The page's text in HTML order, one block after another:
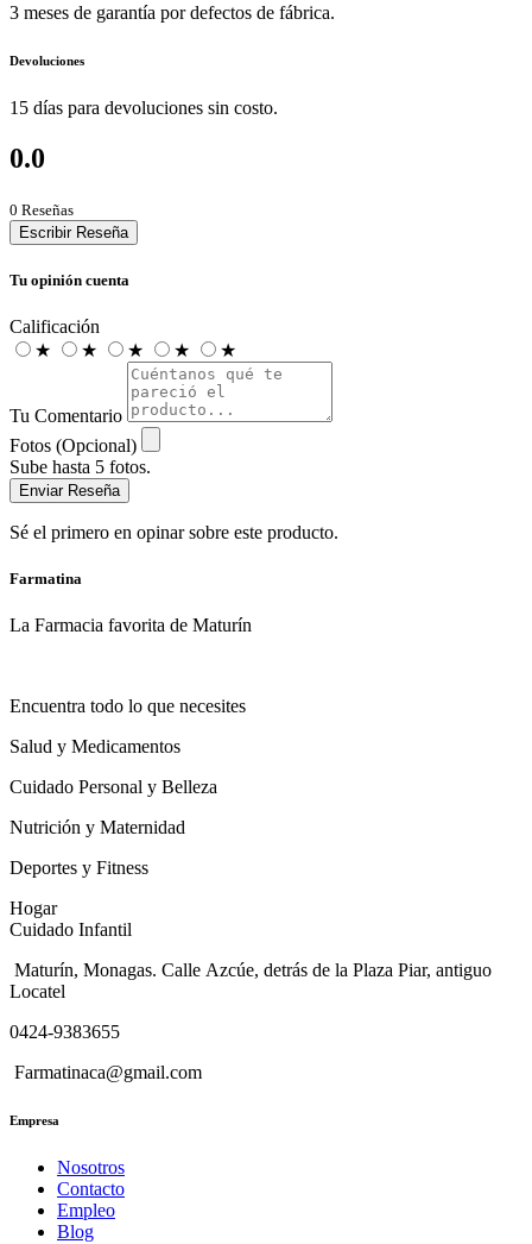
3 meses de garantía por defectos de fábrica.
Devoluciones
15 días para devoluciones sin costo.
0.0
0 Reseñas
Escribir Reseña
Tu opinión cuenta
Calificación
★
★ ★ ★ ★
Tu Comentario
Fotos (Opcional)
Sube hasta 5 fotos.
Enviar Reseña
Sé el primero en opinar sobre este producto.
Farmatina
La Farmacia favorita de Maturín
Encuentra todo lo que necesites
Salud y Medicamentos
Cuidado Personal y Belleza
Nutrición y Maternidad
Deportes y Fitness
Hogar
Cuidado Infantil
Maturín, Monagas. Calle Azcúe, detrás de la Plaza Piar, antiguo
Locatel
0424-9383655
Farmatinaca@gmail.com
Empresa
Nosotros
Contacto
Empleo
Blog